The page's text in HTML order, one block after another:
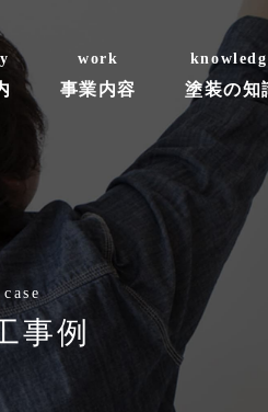
work
事業内容 塗装の知
case
事例